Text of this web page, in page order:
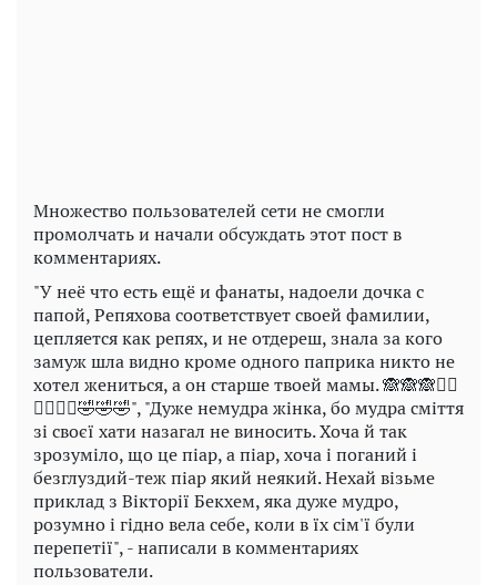
Множество пользователей сети не смогли
промолчать и начали обсуждать этот пост в
комментариях.
"У неё что есть ещё и фанаты, надоели дочка с
папой, Репяхова соответствует своей фамилии,
цепляется как репях, и не отдереш, знала за кого
замуж шла видно кроме одного паприка никто не
хотел жениться, а он старше твоей мамы. 🙈🙈🙈🤦‍♂️
🤦‍♂️🤦‍♂️🤣🤣🤣", "Дуже немудра жінка, бо мудра сміття
зі своєї хати назагал не виносить. Хоча й так
зрозуміло, що це піар, а піар, хоча і поганий і
безглуздий-теж піар який неякий. Нехай візьме
приклад з Вікторії Бекхем, яка дуже мудро,
розумно і гідно вела себе, коли в їх сім'ї були
перепетії", - написали в комментариях
пользователи.